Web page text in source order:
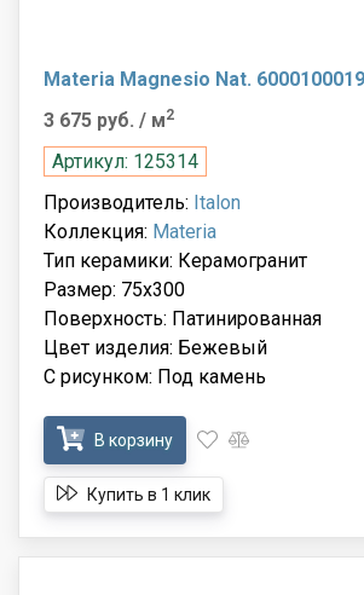
Materia Magnesio Nat.
3 675 руб. / м2
Артикул: 125314
Производитель: Italon
Коллекция: Materia
Тип керамики: Керамогранит
Размер: 75x300
Поверхность: Патинированная
Цвет изделия: Бежевый
С рисунком: Под камень
В корзину
Купить в 1 клик